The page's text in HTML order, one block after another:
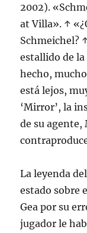
2002).
at Villa». ↑
Schmeichel?
estallido de
hecho,
está lejos,
‘Mirror’, la
de su agente,
La leyenda
estado sobre
Gea por su
jugador le